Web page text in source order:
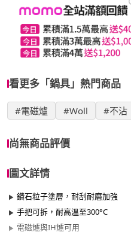
看更多「鍋具」熱門商品
#電磁爐 #Woll #不沾
尚無商品評價
圖文詳情
鑽石粒子塗層，耐刮耐磨加強
手把可拆，耐高溫至300°C
電磁爐與IH爐可用